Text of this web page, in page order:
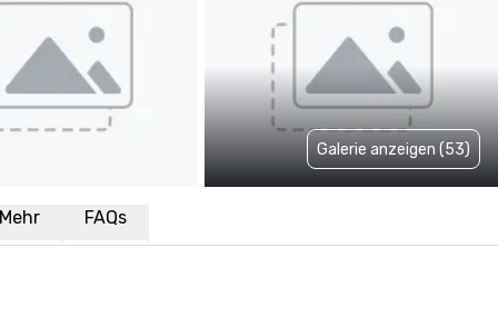
Galerie anzeigen (53)
Mehr FAQs